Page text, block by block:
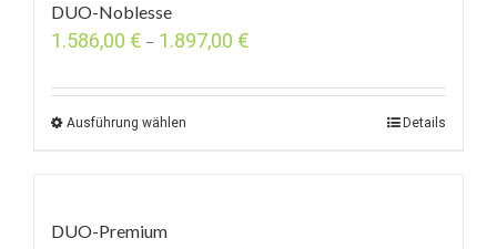
DUO-Noblesse
1.586,00 € – 1.897,00 €
Ausführung wählen Details
DUO-Premium